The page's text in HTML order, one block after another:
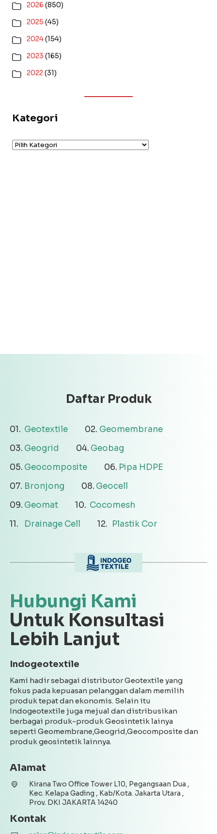
2026 (850)
2025 (45)
2024(154)
2023 (165)
2022(31)
Kategori
Kategori
Daftar Produk
Geotextile
Geomembrane
Geogrid
Geobag
Geocomposite
Pipa HDPE
Bronjong
Geocell
Geomat
Cocomesh
Drainage Cell
Plastik Cor
Hubungi Kami
Untuk Konsultasi
Lebih Lanjut
Indogeotextile
Kami hadir sebagai distributor Geotextile yang
fokus pada kepuasan pelanggan dalam memilih
produk tepat dan ekonomis. Selain itu
Indogeotextile juga mejual dan distribusikan
berbagai produk-produk Geosintetik lainya
seperti Geomembrane,Geogrid,Geocomposite dan
produk geosintetik lainnya.
Alamat
Kirana Two Office Tower L10, Pegangsaan Dua ,
Kec. Kelapa Gading , Kab/Kota. Jakarta Utara ,
Prov. DKI JAKARTA 14240
Kontak